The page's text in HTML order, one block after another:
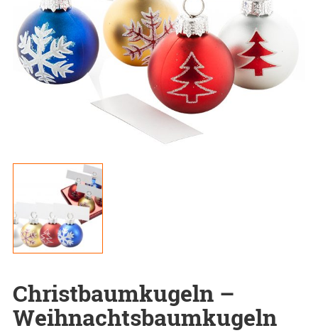
Christbaumkugeln –
Weihnachtsbaumkugeln